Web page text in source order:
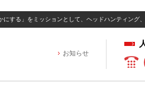
する」をミッションとして、ヘッドハンティング
お知らせ